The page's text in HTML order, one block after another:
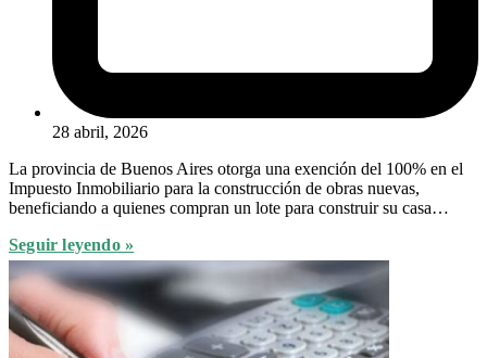
28 abril, 2026
La provincia de Buenos Aires otorga una exención del 100% en el
Impuesto Inmobiliario para la construcción de obras nuevas,
beneficiando a quienes compran un lote para construir su casa…
Seguir leyendo »